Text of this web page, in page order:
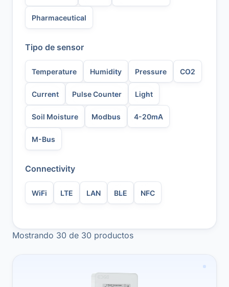
Pharmaceutical
Tipo de sensor
Temperature Humidity Pressure CO2
Current Pulse Counter Light
Soil Moisture Modbus 4-20mA
M-Bus
Connectivity
WiFi LTE LAN BLE NFC
Mostrando 30 de 30 productos